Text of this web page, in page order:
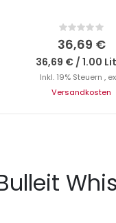
Rating:
0%
36,69 €
36,69 € / 1.00
Inkl. 19% Steuern ,
Versandkosten